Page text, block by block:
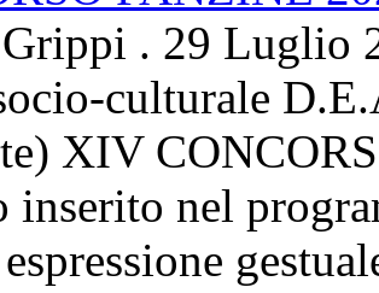
. 29 Luglio
culturale
XIV
inserito nel